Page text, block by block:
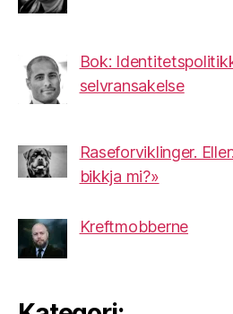
Bok:
selvransakelse
Raseforviklinger.
bikkja mi?»
Kreftmobberne